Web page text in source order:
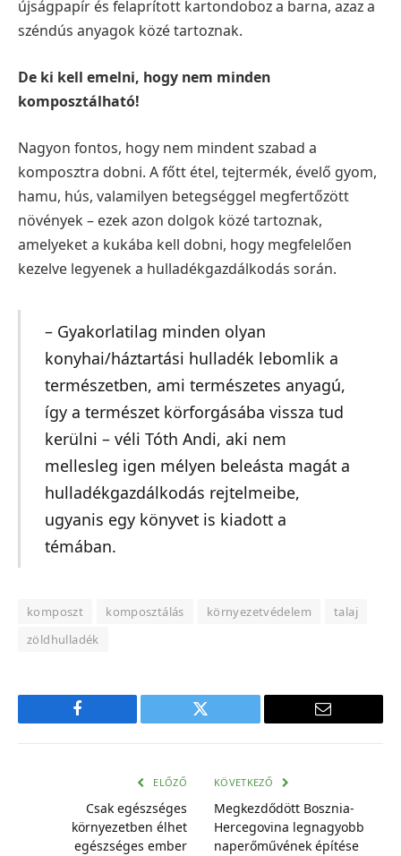
újságpapír és felaprított kartondoboz a barna, azaz a
széndús anyagok közé tartoznak.
De ki kell emelni, hogy nem minden
komposztálható!
Nagyon fontos, hogy nem mindent szabad a
komposztra dobni. A főtt étel, tejtermék, évelő gyom,
hamu, hús, valamilyen betegséggel megfertőzött
növények – ezek azon dolgok közé tartoznak,
amelyeket a kukába kell dobni, hogy megfelelően
kezelve legyenek a hulladékgazdálkodás során.
– Gyakorlatilag minden olyan
konyhai/háztartási hulladék lebomlik a
természetben, ami természetes anyagú,
így a természet körforgásába vissza tud
kerülni – véli Tóth Andi, aki nem
mellesleg igen mélyen beleásta magát a
hulladékgazdálkodás rejtelmeibe,
ugyanis egy könyvet is kiadott a
témában.
komposzt komposztálás környezetvédelem
talaj
zöldhulladék
Facebook Twitter
E-
ELŐZŐ
Csak egészséges
környezetben élhet
egészséges ember
KÖVETKEZŐ
Megkezdődött Bosznia-
Hercegovina legnagyobb
naperőművének építése